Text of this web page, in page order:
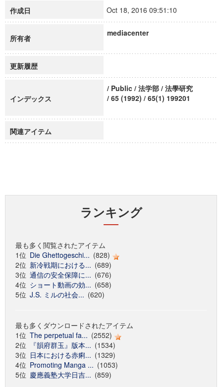
作成日 Oct 18, 2016 09:51:10
所有者
mediacenter
更新履歴
インデックス
/ Public / 法学部 / 法學研究
/ 65 (1992) / 65(1) 199201
関連アイテム
ランキング
最も多く閲覧されたアイテム
1位 Die Ghettogeschi... (828)
2位 新冷戦期における... (689)
3位 通信の安全保障に... (676)
4位 ショート動画の効... (658)
5位 J.S. ミルの社会... (620)
最も多くダウンロードされたアイテム
1位 The perpetual fa... (2552)
2位
『韻府群玉』版本... (1534)
3位 日本における赤痢... (1329)
4位 Promoting Manga ... (1053)
5位 慶應義塾大学日吉... (859)